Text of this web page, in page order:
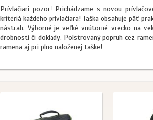
Prívlačiari pozor! Prichádzame s novou
kritériá každého prívlačiara! Taška obsahuje päť
nástrah. Výborné je veľké vnútorné vrecko na
drobnosti či doklady. Polstrovaný popruh cez
ramena aj pri plno naloženej taške!